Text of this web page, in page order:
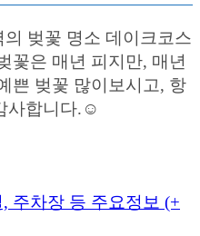
벚꽃 명소 데이크코스
꽃은 매년 피지만, 매년
쁜 벚꽃 많이보시고, 항
사합니다.☺️
주차장 등 주요정보 (+